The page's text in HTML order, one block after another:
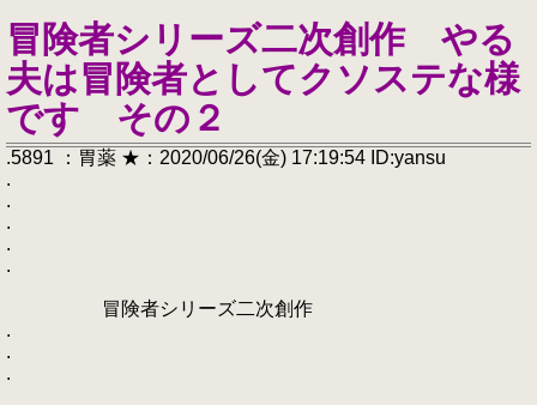
冒険者シリーズ二次創作 やる
夫は冒険者としてクソステな様
です その２
.5891 ：胃薬 ★：2020/06/26(金) 17:19:54 ID:yansu
.
.
.
.
.
冒険者シリーズ二次創作
.
.
.